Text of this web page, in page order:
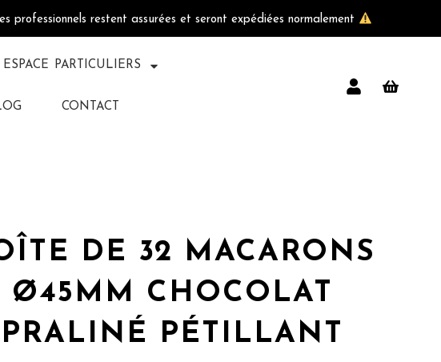
restent assurées et seront expédiées normalement
ESPACE PARTICULIERS
CONTACT
DE 32 MACARONS
Ø45MM CHOCOLAT
PRALINÉ PÉTILLANT